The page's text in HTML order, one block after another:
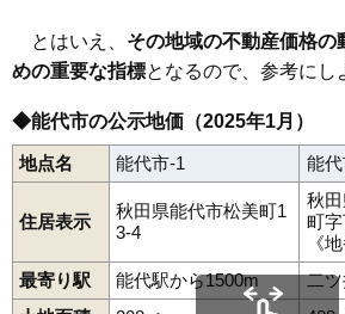
とはいえ、 その地域の不動産価格の
めの重要な指標となるので、参考にし
◆能代市の公示地価（2025年1月）
地点名 能代市-1 能
住居表示
秋田県能代市松美町1
3-4
秋
町
《
最寄り駅
能代駅から1500m 二